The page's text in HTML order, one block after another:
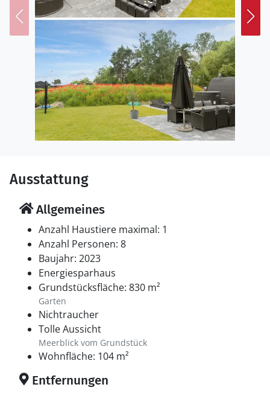
Bjerge führen. Erkunden Sie das charmante Ebeltoft
mit seinen Kopfsteinpflastergassen, der Fregatte
Jylland und weiteren Museen oder freuen sich auf
Naturerlebnisse bei Wandern und Radfahren im
Nationalpark. Planen Sie auch Tagesausflüge nach
Aarhus oder ins Djurs Sommerland und kehren mit
vielen Erlebnissen nach Hause zurück!
Ausstattung
Allgemeines
Anzahl Haustiere maximal: 1
Anzahl Personen: 8
Baujahr: 2023
Energiesparhaus
Grundstücksfläche: 830 m²
Garten
Nichtraucher
Tolle Aussicht
Meerblick vom Grundstück
Wohnfläche: 104 m²
Entfernungen